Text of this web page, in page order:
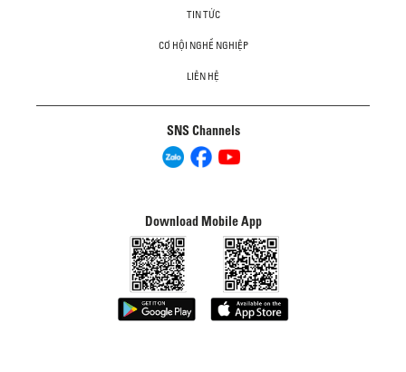
TIN TỨC
CƠ HỘI NGHỀ NGHIỆP
LIÊN HỆ
SNS Channels
Download Mobile App